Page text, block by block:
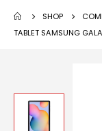
SHOP
TABLET SAMSUNG